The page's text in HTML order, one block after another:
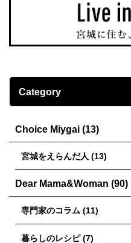
Category
Choice Miygai (13)
宮城をえらんだ人 (13)
Dear Mama&Woman (90)
専門家のコラム (11)
暮らしのレシピ (7)